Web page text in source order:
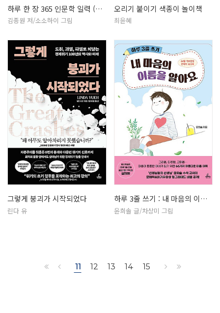
하루 한 장 365 인문학 일력 (개…
김종원 저/소소하이 그림
오리기 붙이기 색종이 놀이책
최윤혜
그렇게 붕괴가 시작되었다
린다 유
하루 3줄 쓰기 : 내 마음의 이름을…
윤희솔 글/차상미 그림
11 12 13 14 15